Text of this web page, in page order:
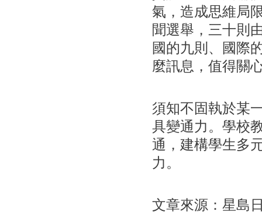
氣，造成思維局
聞選舉，三十則
國的九則、國際
麼訊息，值得關
須知不固執於某
具變通力。學校
通，建構學生多
力。
文章來源：星島